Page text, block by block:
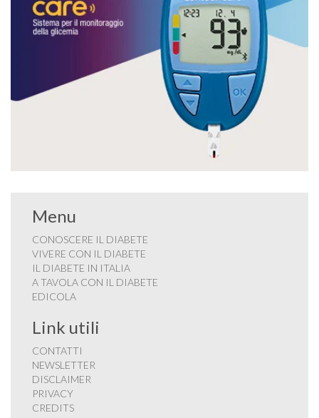
Menu
CONOSCERE IL DIABETE
VIVERE CON IL DIABETE
IL DIABETE IN ITALIA
A TAVOLA CON IL DIABETE
EDICOLA
Link utili
CONTATTI
NEWSLETTER
DISCLAIMER
PRIVACY
CREDITS